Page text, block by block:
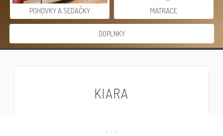
POHOVKY A SEDAČKY MATRACE
DOPLNKY
KIARA
> > >